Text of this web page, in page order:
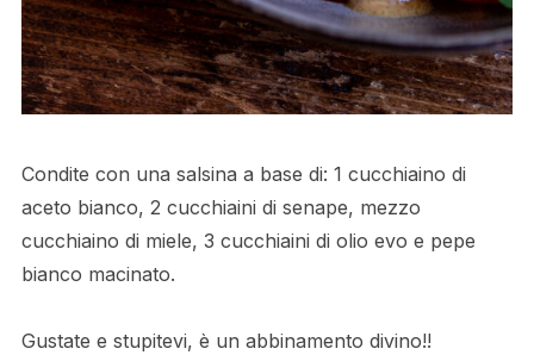
Condite con una salsina a base di: 1 cucchiaino di
aceto bianco, 2 cucchiaini di senape, mezzo
cucchiaino di miele, 3 cucchiaini di olio evo e pepe
bianco macinato.
Gustate e stupitevi, è un abbinamento divino!!